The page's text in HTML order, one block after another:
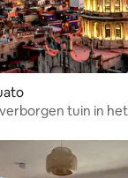
tuin in